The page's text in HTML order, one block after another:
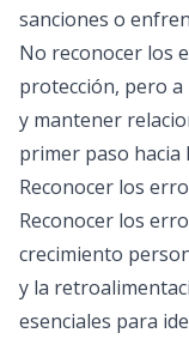
sanciones o
No reconocer los
protección, pero
y mantener
primer paso hacia
Reconocer los
Reconocer los
crecimiento
y la
esenciales para